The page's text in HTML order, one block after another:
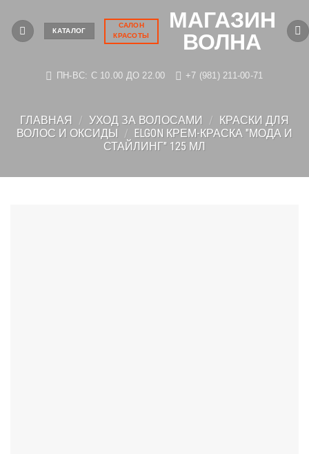
content
МАГАЗИН
ВОЛНА
КАТАЛОГ
САЛОН
КРАСОТЫ
ПН-ВС: C 10.00 ДО 22.00 +7 (981) 211-00-71
ГЛАВНАЯ / УХОД ЗА ВОЛОСАМИ / КРАСКИ ДЛЯ
ВОЛОС И ОКСИДЫ / ELGON КРЕМ-КРАСКА "МОДА И
СТАЙЛИНГ" 125 МЛ